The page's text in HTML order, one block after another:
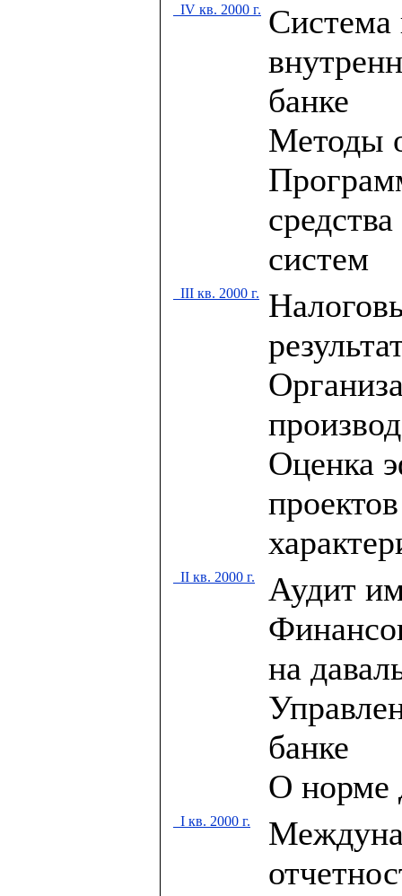
IV кв. 2000 г. Система
банке
Методы
систем
III кв. 2000 г.
Оценка
II кв. 2000 г.
Аудит
на
банке
О норме
I кв. 2000 г.